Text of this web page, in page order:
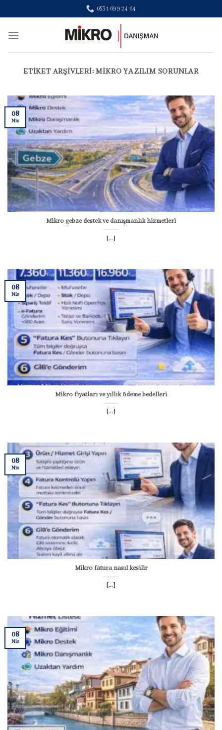
to
content
0531 699 24 64
ETIKET ARŞIVLERI:MIKRO YAZILIM SORUNLAR
Mikro gebze destek ve danışmanlık hizmetleri
[...]
08
Nis
Mikro fiyatları ve yıllık ödeme bedelleri
[...]
08
Nis
Mikro fatura nasıl kesilir
[...]
08
Nis
08
Nis